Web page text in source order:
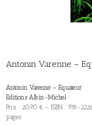
Antonin Varenne –
Antonin Varenne – Equateur
Editions Albin-Michel
Prix : 20,90 € – ISBN : 978-
pages